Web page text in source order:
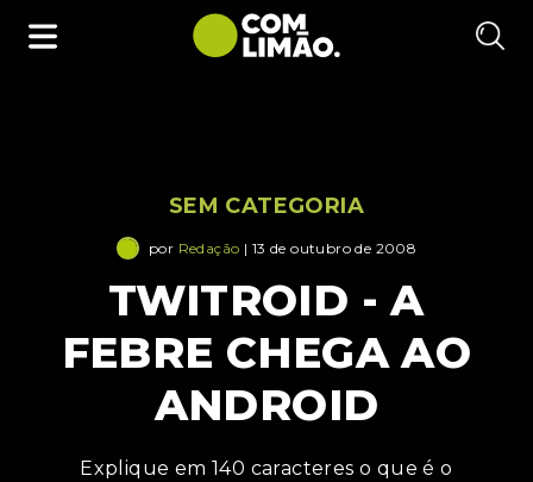
SEM CATEGORIA
por Redação | 13 de outubro de 2008
TWITROID - A
FEBRE CHEGA AO
ANDROID
Explique em 140 caracteres o que é o